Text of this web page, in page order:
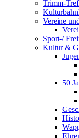
Trimm-
Vereine
Sport-/
Kultur &
50